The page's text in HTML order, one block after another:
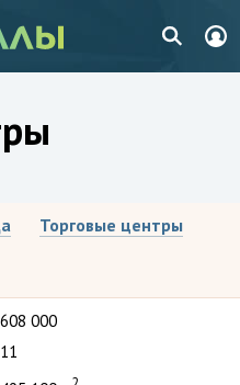
Торговые центры
608 000
11